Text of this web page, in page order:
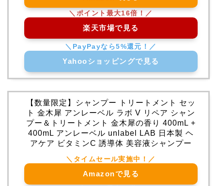
楽天市場で見る
Yahooショッピングで見る
【数量限定】シャンプー トリートメント セッ
ト 金木犀 アンレーベル ラボ V リペア シャン
プー＆トリートメント 金木犀の香り 400mL +
400mL アンレーベル unlabel LAB 日本製 ヘ
アケア ビタミンC 誘導体 美容液シャンプー
Amazonで見る